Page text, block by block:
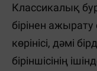
Классикалық
бірінен
көрінісі, дәмі
біріншісінің